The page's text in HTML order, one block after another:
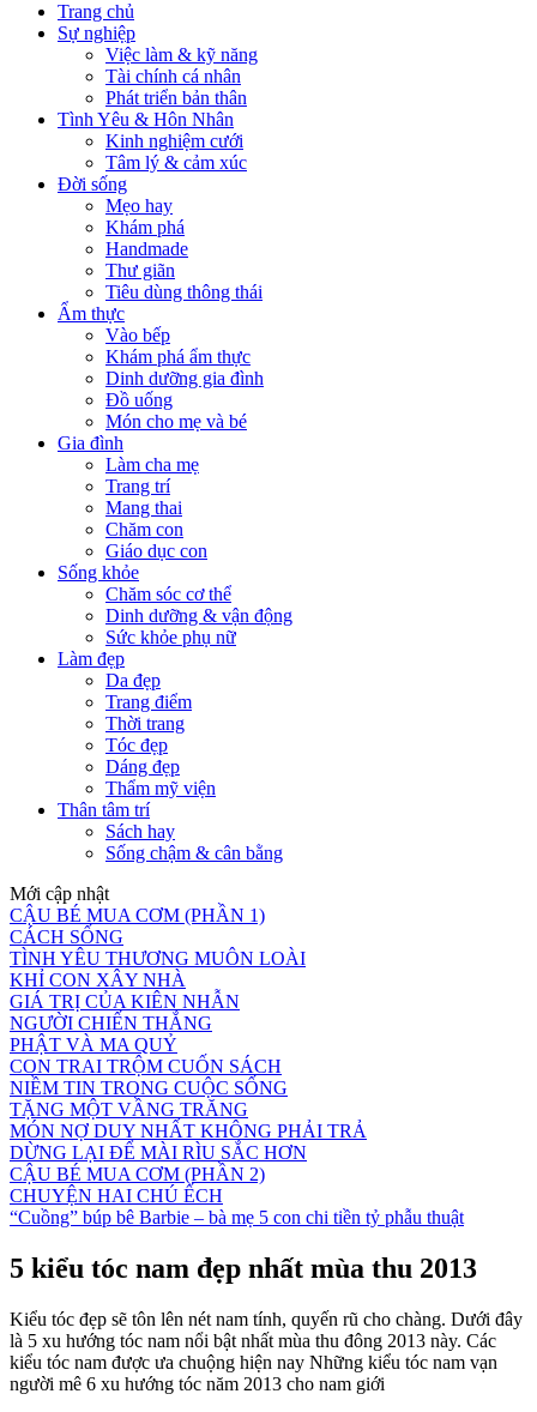
Trang chủ
Sự nghiệp
Việc làm & kỹ năng
Tài chính cá nhân
Phát triển bản thân
Tình Yêu & Hôn Nhân
Kinh nghiệm cưới
Tâm lý & cảm xúc
Đời sống
Mẹo hay
Khám phá
Handmade
Thư giãn
Tiêu dùng thông thái
Ẩm thực
Vào bếp
Khám phá ẩm thực
Dinh dưỡng gia đình
Đồ uống
Món cho mẹ và bé
Gia đình
Làm cha mẹ
Trang trí
Mang thai
Chăm con
Giáo dục con
Sống khỏe
Chăm sóc cơ thể
Dinh dưỡng & vận động
Sức khỏe phụ nữ
Làm đẹp
Da đẹp
Trang điểm
Thời trang
Tóc đẹp
Dáng đẹp
Thẩm mỹ viện
Thân tâm trí
Sách hay
Sống chậm & cân bằng
Mới cập nhật
CẬU BÉ MUA CƠM (PHẦN 1)
CÁCH SỐNG
TÌNH YÊU THƯƠNG MUÔN LOÀI
KHỈ CON XÂY NHÀ
GIÁ TRỊ CỦA KIÊN NHẪN
NGƯỜI CHIẾN THẮNG
PHẬT VÀ MA QUỶ
CON TRAI TRỘM CUỐN SÁCH
NIỀM TIN TRONG CUỘC SỐNG
TẶNG MỘT VẦNG TRĂNG
MÓN NỢ DUY NHẤT KHÔNG PHẢI TRẢ
DỪNG LẠI ĐỂ MÀI RÌU SẮC HƠN
CẬU BÉ MUA CƠM (PHẦN 2)
CHUYỆN HAI CHÚ ẾCH
“Cuồng” búp bê Barbie – bà mẹ 5 con chi tiền tỷ phẫu thuật
5 kiểu tóc nam đẹp nhất mùa thu 2013
Kiểu tóc đẹp sẽ tôn lên nét nam tính, quyến rũ cho chàng. Dưới đây
là 5 xu hướng tóc nam nổi bật nhất mùa thu đông 2013 này. Các
kiểu tóc nam được ưa chuộng hiện nay Những kiểu tóc nam vạn
người mê 6 xu hướng tóc năm 2013 cho nam giới